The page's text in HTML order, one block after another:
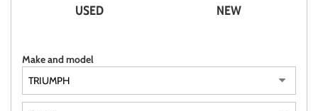
ITALIANO
USED NEW
Make and model